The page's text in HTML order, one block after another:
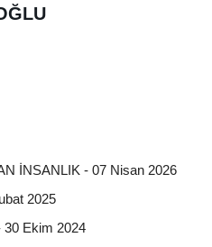
İNSANLIK - 07 Nisan 2026
2025
30 Ekim 2024